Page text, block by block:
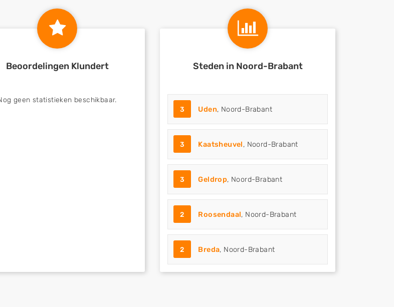
Beoordelingen Klundert
geen statistieken beschikbaar.
Steden in Noord-Brabant
3 Uden, Noord-Brabant
3 Kaatsheuvel, Noord-Brabant
3 Geldrop, Noord-Brabant
2 Roosendaal, Noord-Brabant
2 Breda, Noord-Brabant